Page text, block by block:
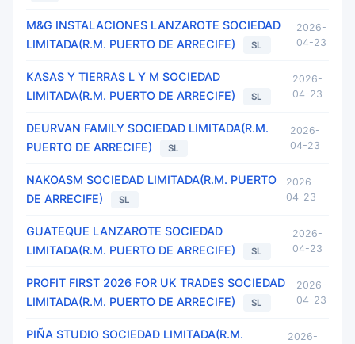
M&G INSTALACIONES LANZAROTE SOCIEDAD
LIMITADA(R.M. PUERTO DE ARRECIFE)
SL
2026-
04-23
KASAS Y TIERRAS L Y M SOCIEDAD
LIMITADA(R.M. PUERTO DE ARRECIFE)
SL
2026-
04-23
DEURVAN FAMILY SOCIEDAD LIMITADA(R.M.
PUERTO DE ARRECIFE)
SL
2026-
04-23
NAKOASM SOCIEDAD LIMITADA(R.M. PUERTO
DE ARRECIFE)
SL
2026-
04-23
GUATEQUE LANZAROTE SOCIEDAD
LIMITADA(R.M. PUERTO DE ARRECIFE)
SL
2026-
04-23
PROFIT FIRST 2026 FOR UK TRADES SOCIEDAD
LIMITADA(R.M. PUERTO DE ARRECIFE)
SL
2026-
04-23
PIÑA STUDIO SOCIEDAD LIMITADA(R.M.
2026-